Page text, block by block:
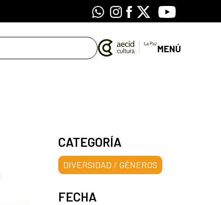
WhatsappInstagram
Facebook
X Youtube
MENÚ
CATEGORÍA
DIVERSIDAD / GÉNEROS
FECHA